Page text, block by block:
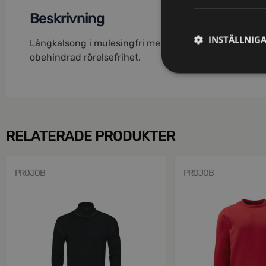
Beskrivning
Långkalsong i mulesingfri merinoull som håller
obehindrad rörelsefrihet.
RELATERADE PRODUKTER
PROJOB PROJOB